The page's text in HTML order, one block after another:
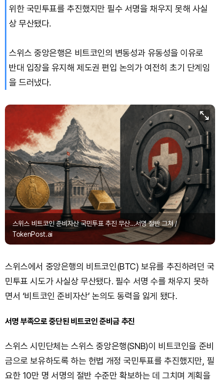
위한 국민투표를 추진했지만 필수 서명을 채우지 못해 사실
상 무산됐다.
스위스 중앙은행은 비트코인의 변동성과 유동성을 이유로
반대 입장을 유지해 제도권 편입 논의가 여전히 초기 단계임
을 드러냈다.
스위스 비트코인 준비자산 국민투표 추진 무산…서명 절반 그쳐 /
TokenPost.ai
스위스에서 중앙은행의 비트코인(BTC) 보유를 추진하려던 국
민투표 시도가 사실상 무산됐다. 필수 서명 수를 채우지 못하
면서 ‘비트코인 준비자산’ 논의도 동력을 잃게 됐다.
서명 부족으로 중단된 비트코인 준비금 추진
스위스 시민단체는 스위스 중앙은행(SNB)이 비트코인을 준비
금으로 보유하도록 하는 헌법 개정 국민투표를 추진했지만, 필
요한 10만 명 서명의 절반 수준만 확보하는 데 그치며 계획을